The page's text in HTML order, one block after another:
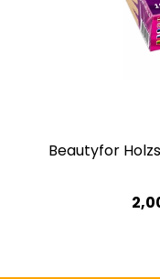
Beautyfor